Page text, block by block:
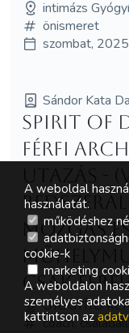
intimázs
önismeret
szombat,
Sándor Kata
Spirit of
Férfi
mozgás
CSAK
GYÓGYÍTÓ
coach,
A weboldal
használatát.
működéshez
cookie-k
marketing
A weboldalon
személyes
kattintson az